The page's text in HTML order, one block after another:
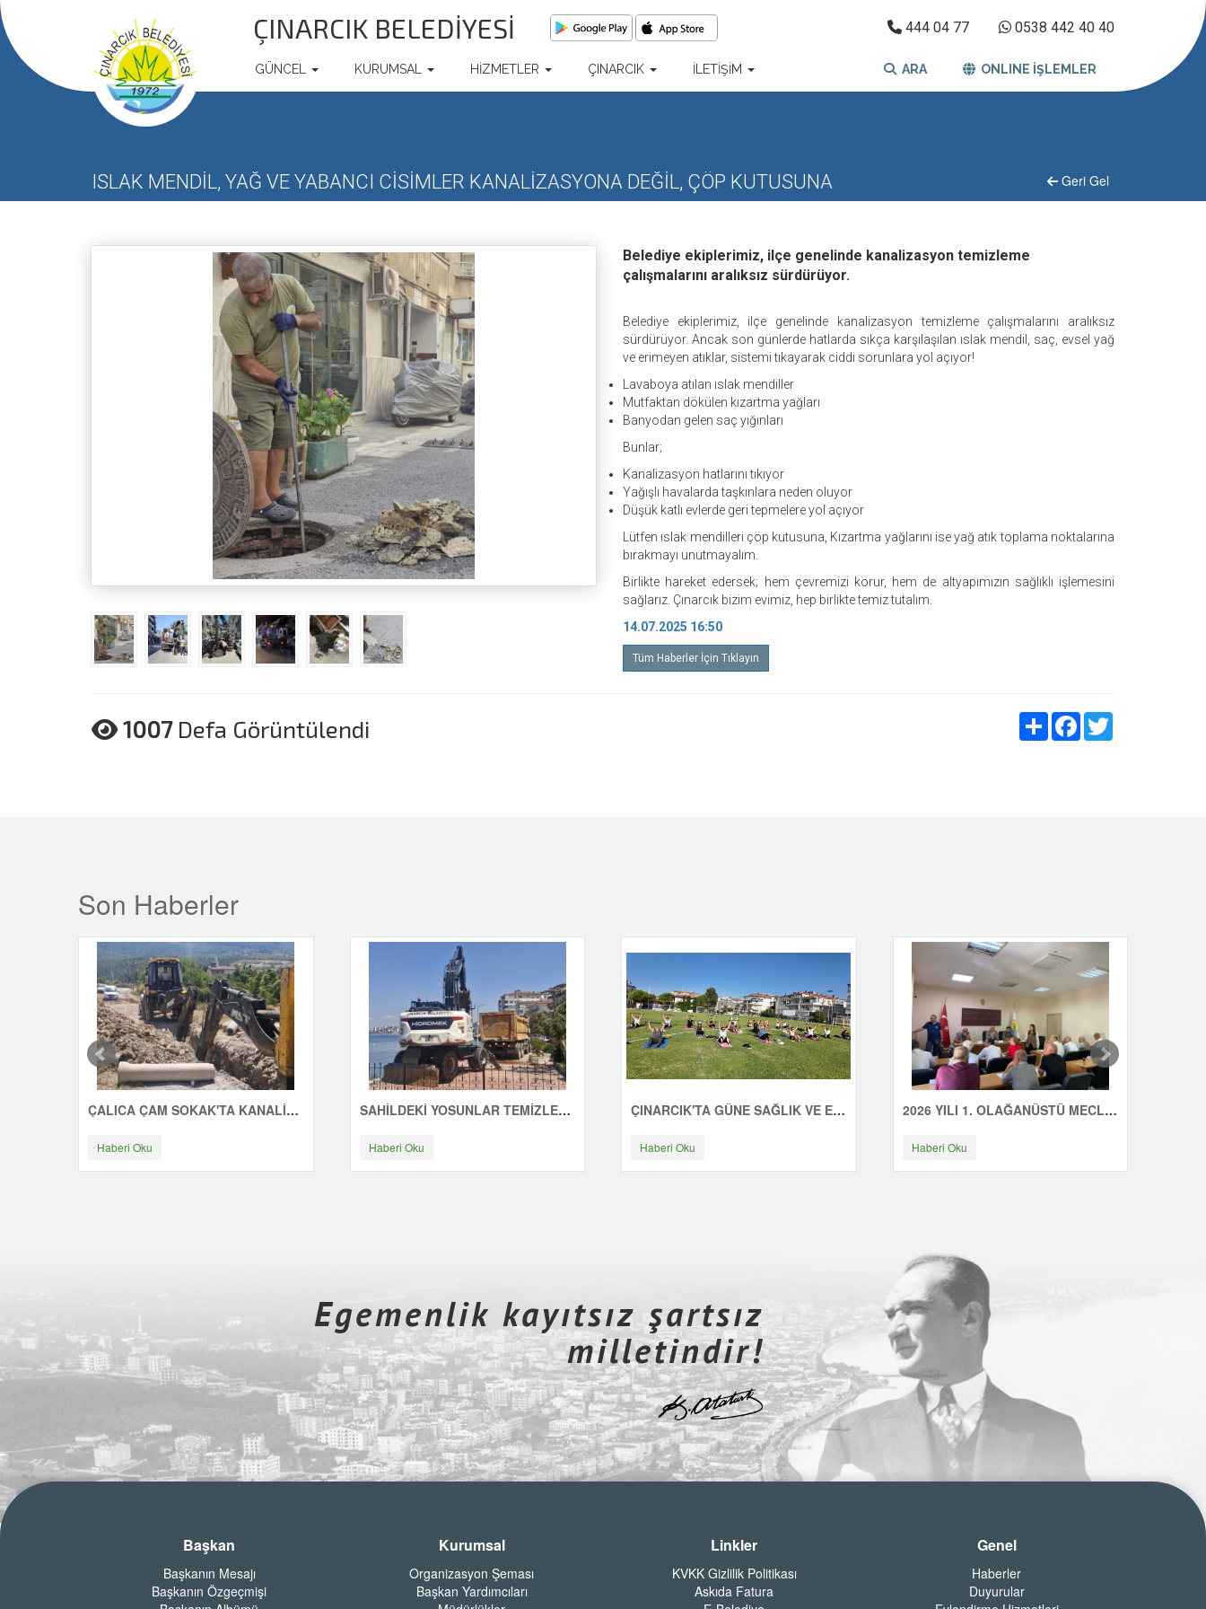
ÇINARCIK BELEDİYESİ 444 04 77 0538 442 40 40
GÜNCEL KURUMSAL HİZMETLER ÇINARCIK İLETİŞİM ARA ONLINE İŞLEMLER
ISLAK MENDİL, YAĞ VE YABANCI CİSİMLER KANALİZASYONA DEĞİL, ÇÖP KUTUSUNA Geri Gel
Belediye ekiplerimiz, ilçe genelinde kanalizasyon temizleme
çalışmalarını aralıksız sürdürüyor.
Belediye ekiplerimiz, ilçe genelinde kanalizasyon temizleme çalışmalarını aralıksız
sürdürüyor. Ancak son günlerde hatlarda sıkça karşılaşılan ıslak mendil, saç, evsel yağ
ve erimeyen atıklar, sistemi tıkayarak ciddi sorunlara yol açıyor!
Lavaboya atılan ıslak mendiller
Mutfaktan dökülen kızartma yağları
Banyodan gelen saç yığınları
Bunlar;
Kanalizasyon hatlarını tıkıyor
Yağışlı havalarda taşkınlara neden oluyor
Düşük katlı evlerde geri tepmelere yol açıyor
Lütfen ıslak mendilleri çöp kutusuna, Kızartma yağlarını ise yağ atık toplama noktalarına
bırakmayı unutmayalım.
Birlikte hareket edersek; hem çevremizi korur, hem de altyapımızın sağlıklı işlemesini
sağlarız. Çınarcık bizim evimiz, hep birlikte temiz tutalım.
14.07.2025 16:50
Tüm Haberler İçin Tıklayın
1007 Defa Görüntülendi Share Facebook
Son Haberler
ÇALICA ÇAM SOKAK'TA KANALİZASYON ÇALIŞMASI
Haberi Oku
SAHİLDEKİ YOSUNLAR TEMİZLENİYOR
Haberi Oku
ÇINARCIK'TA GÜNE SAĞLIK VE ENERJİYLE BAŞLIYORUZ
Haberi Oku
2026 YILI 1. OLAĞANÜSTÜ MECLİS TOPLANTISI YAPILDI
Haberi Oku
Egemenlik kayıtsız şartsız
milletindir!
Başkan
Başkanın Mesajı
Başkanın Özgeçmişi
Kurumsal
Organizasyon Şeması
Başkan Yardımcıları
Linkler
KVKK Gizlilik Politikası
Askıda Fatura
Genel
Haberler
Duyurular